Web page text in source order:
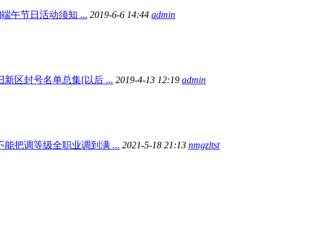
午节日活动须知 ... 2019-6-6 14:44 admin
新区封号名单总集[以后 ... 2019-4-13 12:19 admin
能把调等级全职业调到满 ... 2021-5-18 21:13 nmgzltst